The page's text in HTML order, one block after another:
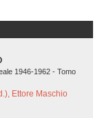
1946-1962 - Tomo
Ettore Maschio